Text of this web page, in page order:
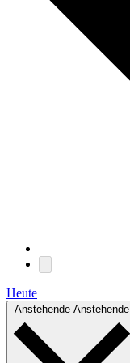
Heute
Anstehende Anstehende